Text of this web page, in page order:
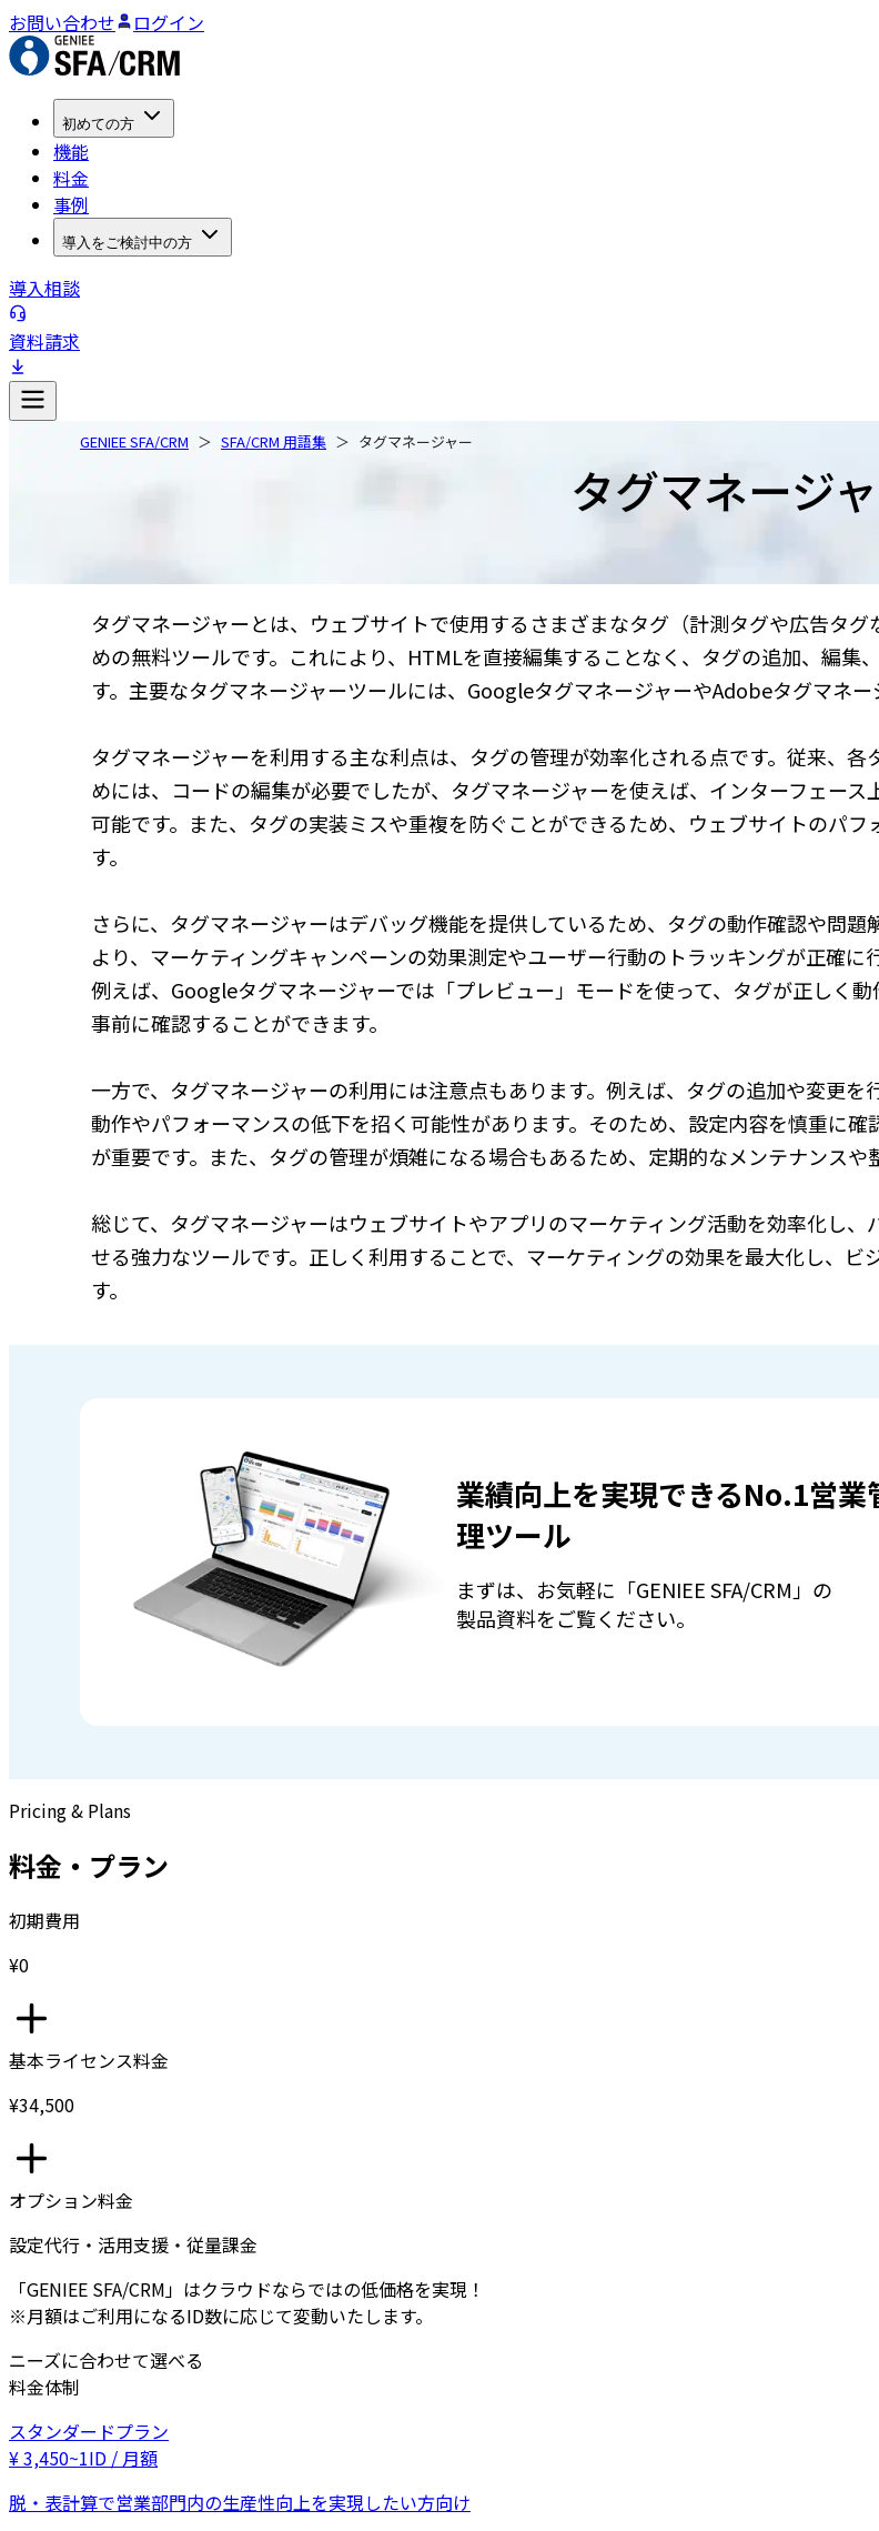
お問い合わせ ログイン
初めての方
機能
料金
事例
導入をご検討中の方
導入相談
資料請求
GENIEE SFA/CRM SFA/CRM 用語集 タグマネージャー
タグマネージ
タグマネージャーとは、ウェブサイトで使用するさまざまなタグ（計測タグや広告タ
めの無料ツールです。これにより、HTMLを直接編集することなく、タグの追加、編集
す。主要なタグマネージャーツールには、GoogleタグマネージャーやAdobeタグマネー
タグマネージャーを利用する主な利点は、タグの管理が効率化される点です。従来、各
めには、コードの編集が必要でしたが、タグマネージャーを使えば、インターフェース
可能です。また、タグの実装ミスや重複を防ぐことができるため、ウェブサイトのパフ
す。
さらに、タグマネージャーはデバッグ機能を提供しているため、タグの動作確認や問題
より、マーケティングキャンペーンの効果測定やユーザー行動のトラッキングが正確に
例えば、Googleタグマネージャーでは「プレビュー」モードを使って、タグが正しく
事前に確認することができます。
一方で、タグマネージャーの利用には注意点もあります。例えば、タグの追加や変更を
動作やパフォーマンスの低下を招く可能性があります。そのため、設定内容を慎重に確
が重要です。また、タグの管理が煩雑になる場合もあるため、定期的なメンテナンスや
総じて、タグマネージャーはウェブサイトやアプリのマーケティング活動を効率化し、
せる強力なツールです。正しく利用することで、マーケティングの効果を最大化し、ビ
す。
業績向上を実現できるNo.1営業
理ツール
まずは、お気軽に「GENIEE SFA/CRM」の
製品資料をご覧ください。
Pricing & Plans
料金・プラン
初期費用
¥0
基本ライセンス料金
¥34,500
オプション料金
設定代行・活用支援・従量課金
「GENIEE SFA/CRM」はクラウドならではの低価格を実現！
※月額はご利用になるID数に応じて変動いたします。
ニーズに合わせて選べる
料金体制
スタンダードプラン
¥3,450~1ID / 月額
脱・表計算で営業部門内の生産性向上を実現したい方向け